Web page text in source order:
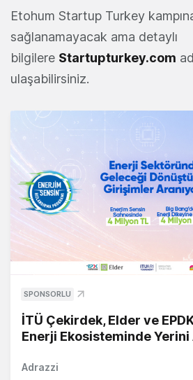
Etohum Startup Turkey
sağlanamayacak ama detaylı
bilgilere Startupturkey.com
ulaşabilirsiniz.
SPONSORLU
İTÜ Çekirdek, Elder ve
Enerji Ekosisteminde Yerini
Adrazzi